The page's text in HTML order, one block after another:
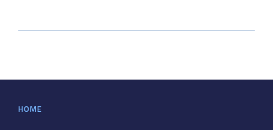
HOME